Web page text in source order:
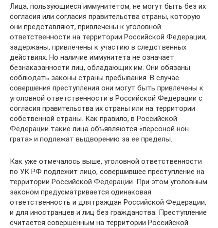
Лица, пользующиеся иммунитетом, не могут быть без их
согласия или согласия правительства страны, которую
они представляют, привлечены к уголовной
ответственности на территории Российской Федерации,
задержаны, привлечены к участию в следственных
действиях. Но наличие иммунитета не означает
безнаказанности лиц, обладающих им. Они обязаны
соблюдать законы страны пребывания. В случае
совершения преступления они могут быть привлечены к
уголовной ответственности в Российской Федерации с
согласия правительства их страны или на территории
собственной страны. Как правило, в Российской
Федерации такие лица объявляются «персоной нон
грата» и подлежат выдворению за ее пределы.
Как уже отмечалось выше, уголовной ответственности
по УК РФ подлежит лицо, совершившее преступление на
территории Российской Федерации. При этом уголовным
законом предусматривается одинаковая
ответственность и для граждан Российской Федерации,
и для иностранцев и лиц без гражданства. Преступление
считается совершенным на территории Российской